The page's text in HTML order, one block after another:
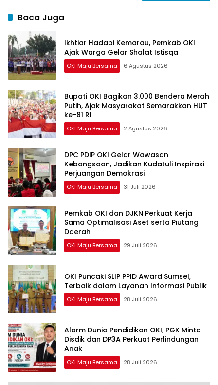
Baca Juga
Ikhtiar Hadapi Kemarau, Pemkab OKI
Ajak Warga Gelar Shalat Istisqa
OKI Maju Bersama 6 Agustus 2026
Bupati OKI Bagikan 3.000 Bendera Merah
Putih, Ajak Masyarakat Semarakkan HUT
ke-81 RI
OKI Maju Bersama 2 Agustus 2026
DPC PDIP OKI Gelar Wawasan
Kebangsaan, Jadikan Kudatuli Inspirasi
Perjuangan Demokrasi
OKI Maju Bersama 31 Juli 2026
Pemkab OKI dan DJKN Perkuat Kerja
Sama Optimalisasi Aset serta Piutang
Daerah
OKI Maju Bersama 29 Juli 2026
OKI Puncaki SLIP PPID Award Sumsel,
Terbaik dalam Layanan Informasi Publik
OKI Maju Bersama 28 Juli 2026
Alarm Dunia Pendidikan OKI, PGK Minta
Disdik dan DP3A Perkuat Perlindungan
Anak
OKI Maju Bersama 28 Juli 2026